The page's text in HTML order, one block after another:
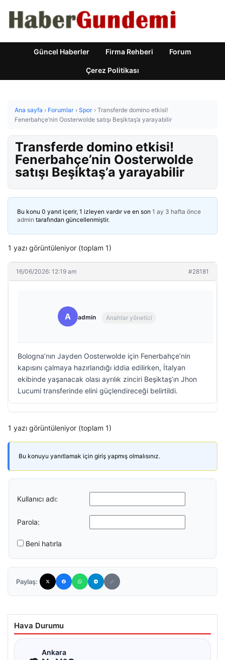
Güncel Haberler Firma Rehberi Forum
Çerez Politikası
Ana sayfa › Forumlar › Spor › Transferde domino etkisi!
Fenerbahçe’nin Oosterwolde satışı Beşiktaş’a yarayabilir
Transferde domino etkisi!
Fenerbahçe’nin Oosterwolde
satışı Beşiktaş’a yarayabilir
Bu konu 0 yanıt içerir, 1 izleyen vardır ve en son 1 ay 3 hafta önce
admin tarafından güncellenmiştir.
1 yazı görüntüleniyor (toplam 1)
16/06/2026: 12:19 am #28181
A admin Anahtar yönetici
Bologna’nın Jayden Oosterwolde için Fenerbahçe’nin
kapısını çalmaya hazırlandığı iddia edilirken, İtalyan
ekibinde yaşanacak olası ayrılık zinciri Beşiktaş’ın Jhon
Lucumi transferinde elini güçlendireceği belirtildi.
1 yazı görüntüleniyor (toplam 1)
Bu konuyu yanıtlamak için giriş yapmış olmalısınız.
Kullanıcı adı:
Parola:
Beni hatırla
Paylaş:
Hava Durumu
Ankara